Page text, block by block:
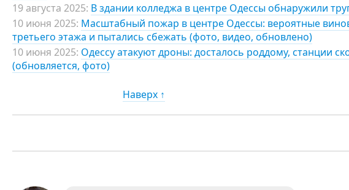
19 августа 2025: В здании колледжа в центре Одессы обнаружили
10 июня 2025: Масштабный пожар в центре Одессы: вероятные
третьего этажа и пытались сбежать (фото, видео, обновлено)
10 июня 2025: Одессу атакуют дроны: досталось роддому, станции
(обновляется, фото)
Наверх ↑